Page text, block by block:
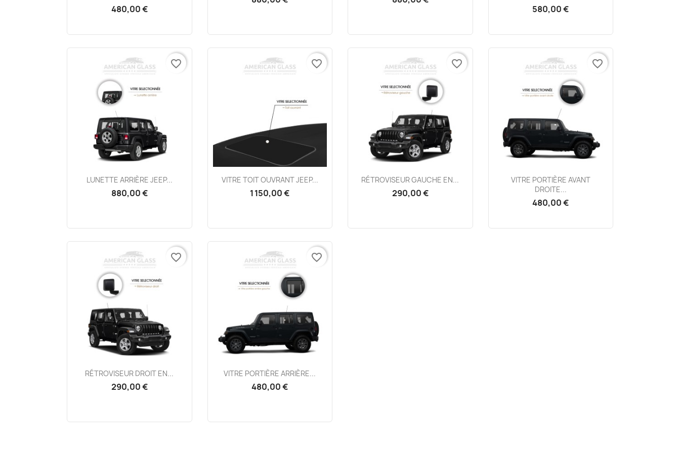
480,00 € 580,00 €
Aperçu rapide
LUNETTE ARRIÈRE JEEP...
880,00 €
favorite_border
Aperçu rapide
VITRE TOIT OUVRANT JEEP...
1 150,00 €
favorite_border
Aperçu rapide
RÉTROVISEUR GAUCHE EN...
290,00 €
favorite_border
Aperçu rapide
VITRE PORTIÈRE AVANT
DROITE...
480,00 €
favorite_border
Aperçu rapide
RÉTROVISEUR DROIT EN...
290,00 €
favorite_border
Aperçu rapide
VITRE PORTIÈRE ARRIÈRE...
480,00 €
favorite_border